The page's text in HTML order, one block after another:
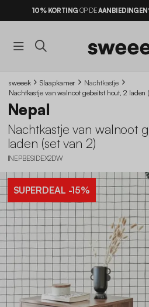
10% KORTING OP DE
sweeek Slaapkamer
Nachtkastje
Nachtkastje van walnoot gebeitst hout, 2 laden
Nepal
Nachtkastje van walnoot
laden (set van 2)
INEPBESIDEX2DW
SUPERDEAL -15%